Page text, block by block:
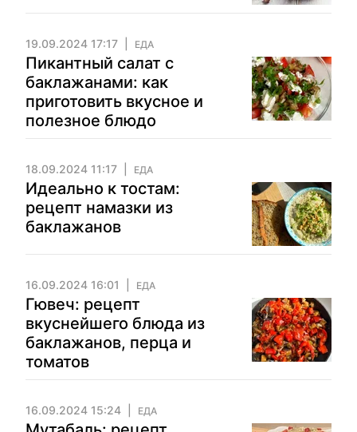
19.09.2024 17:17 ЕДА
Пикантный салат с
баклажанами: как
приготовить вкусное и
полезное блюдо
18.09.2024 11:17 ЕДА
Идеально к тостам:
рецепт намазки из
баклажанов
16.09.2024 16:01 ЕДА
Гювеч: рецепт
вкуснейшего блюда из
баклажанов, перца и
томатов
16.09.2024 15:24 ЕДА